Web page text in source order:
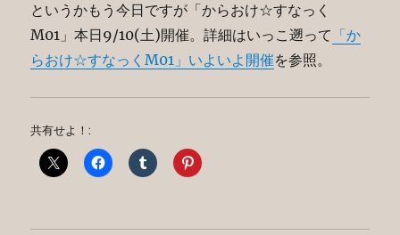
というかもう今日ですが「からおけ☆すなっく
M01」本日9/10(土)開催。詳細はいっこ遡って 「か
らおけ☆すなっくM01」いよいよ開催を参照。
共有せよ！: